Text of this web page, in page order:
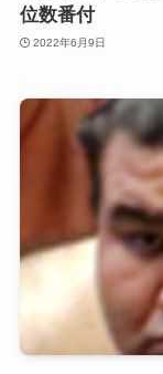
位数番付
2022年6月9日